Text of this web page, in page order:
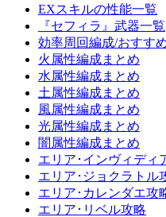
EXスキルの性能一覧
『セフィラ』武器一覧
効率周回編成/おすす
火属性編成まとめ
水属性編成まとめ
土属性編成まとめ
風属性編成まとめ
光属性編成まとめ
闇属性編成まとめ
エリア･インヴィディ
エリア･ジョクラトル
エリア･カレンダエ攻
エリア･リベル攻略